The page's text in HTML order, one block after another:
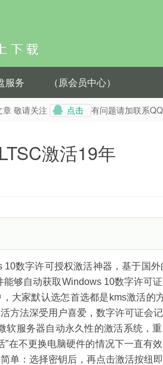
服务 （原会员中心）
敬请关注 点击 有问题请加联系QQ
激活19年
10数字许可授权激活神器，基于国
够自动获取Windows 10数字许可
大家默认选怎首选都是kms激活的
方法深受用户喜爱，数字许可证会
服务器自动永久性的激活系统，
在不更换电脑硬件的情况下一直有
单：选择密钥后，再点击激活按纽